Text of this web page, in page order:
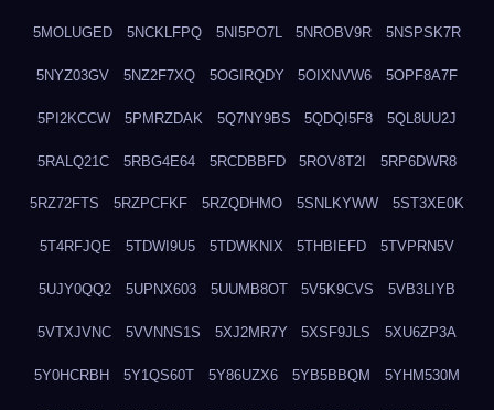
5MOLUGED 5NCKLFPQ 5NI5PO7L 5NROBV9R 5NSPSK7R
5NYZ03GV 5NZ2F7XQ 5OGIRQDY 5OIXNVW6 5OPF8A7F
5PI2KCCW 5PMRZDAK 5Q7NY9BS 5QDQI5F8 5QL8UU2J
5RALQ21C 5RBG4E64 5RCDBBFD 5ROV8T2I 5RP6DWR8
5RZ72FTS 5RZPCFKF 5RZQDHMO 5SNLKYWW 5ST3XE0K
5T4RFJQE 5TDWI9U5 5TDWKNIX 5THBIEFD 5TVPRN5V
5UJY0QQ2 5UPNX603 5UUMB8OT 5V5K9CVS 5VB3LIYB
5VTXJVNC 5VVNNS1S 5XJ2MR7Y 5XSF9JLS 5XU6ZP3A
5Y0HCRBH 5Y1QS60T 5Y86UZX6 5YB5BBQM 5YHM530M